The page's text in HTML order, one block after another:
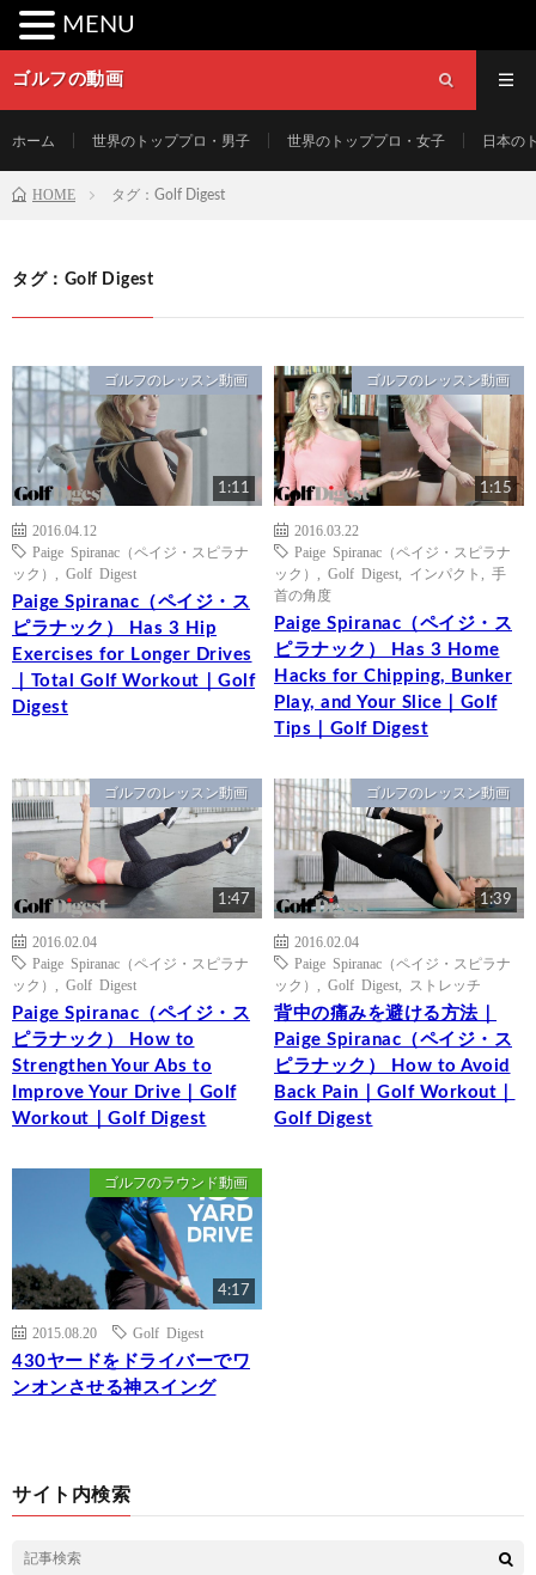
ゴルフの動画
ホーム 世界のトッププロ・男子 世界のトッププロ・女子 日本の
HOME タグ：Golf Digest
タグ：Golf Digest
ゴルフのレッスン動画
1:11
2016.04.12
Paige Spiranac（ペイジ・スピラナ
ック）
Golf Digest
Paige Spiranac（ペイジ・ス
ピラナック） Has 3 Hip
Exercises for Longer Drives
｜Total Golf Workout｜Golf
Digest
ゴルフのレッスン動画
1:15
2016.03.22
Paige Spiranac（ペイジ・スピラナ
ック）
Golf Digest インパクト
手
首の角度
Paige Spiranac（ペイジ・ス
ピラナック） Has 3 Home
Hacks for Chipping, Bunker
Play, and Your Slice｜Golf
Tips｜Golf Digest
ゴルフのレッスン動画
1:47
2016.02.04
Paige Spiranac（ペイジ・スピラナ
ック）
Golf Digest
Paige Spiranac（ペイジ・ス
ピラナック） How to
Strengthen Your Abs to
Improve Your Drive｜Golf
Workout｜Golf Digest
ゴルフのレッスン動画
1:39
2016.02.04
Paige Spiranac（ペイジ・スピラナ
ック）
Golf Digest ストレッチ
背中の痛みを避ける方法｜
Paige Spiranac（ペイジ・ス
ピラナック） How to Avoid
Back Pain｜Golf Workout｜
Golf Digest
ゴルフのラウンド動画
4:17
2015.08.20 Golf Digest
430ヤードをドライバーでワ
ンオンさせる神スイング
サイト内検索
MENU